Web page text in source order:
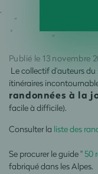
Publié le 13 novembre
Le collectif d’auteurs
itinéraires
randonnées à la
facile à difficile).
Consulter la liste des
Se procurer le guide " 50
fabriqué dans les Alpes.